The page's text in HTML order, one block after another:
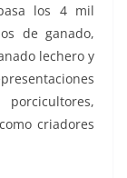
los 4 mil
de ganado,
lechero y
criadores